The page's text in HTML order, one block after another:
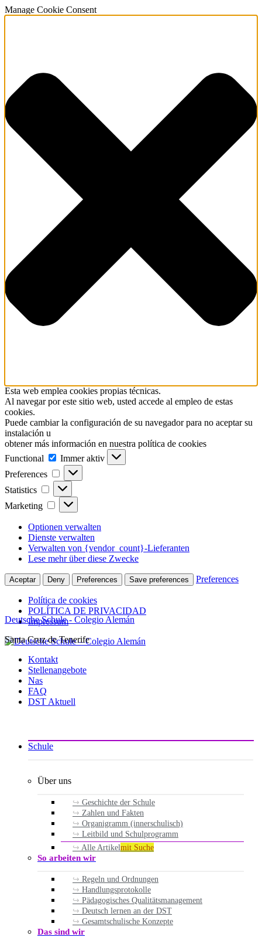
Manage Cookie Consent
Esta web emplea cookies propias técnicas.
Al navegar por este sitio web, usted accede al empleo de estas
cookies.
Puede cambiar la configuración de su navegador para no aceptar su
instalación u
obtener más información en nuestra política de cookies
Functional
Functional
Immer aktiv
Preferences
Preferences
Statistics Statistics
Marketing Marketing
Optionen verwalten
Dienste verwalten
Verwalten von {vendor_count}-Lieferanten
Lese mehr über diese Zwecke
Aceptar Deny Preferences Save preferences Preferences
Política de cookies
POLÍTICA DE PRIVACIDAD
Impressum
Zum
springen
Deutsche Schule - Colegio Alemán
Santa Cruz de Tenerife
Kontakt
Stellenangebote
Nas
FAQ
DST Aktuell
Schule
Über uns
Geschichte der Schule
Zahlen und Fakten
Organigramm (innerschulisch)
Leitbild und Schulprogramm
Alle Artikelmit Suche
So arbeiten wir
Regeln und Ordnungen
Handlungsprotokolle
Pädagogisches Qualitätsmanagement
Deutsch lernen an der DST
Gesamtschulische Konzepte
Das sind wir